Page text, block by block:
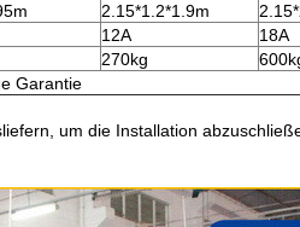
2.15*1.2*1.9m
12A
18A
270kg
Garantie
um die Installation